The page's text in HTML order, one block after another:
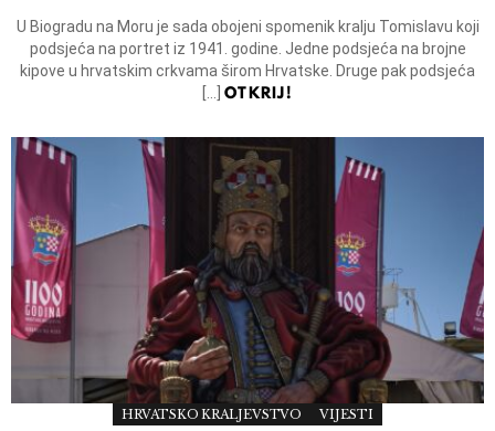
U Biogradu na Moru je sada obojeni spomenik kralju Tomislavu koji
podsjeća na portret iz 1941. godine. Jedne podsjeća na brojne
kipove u hrvatskim crkvama širom Hrvatske. Druge pak podsjeća
[…] OTKRIJ!
HRVATSKO KRALJEVSTVO VIJESTI